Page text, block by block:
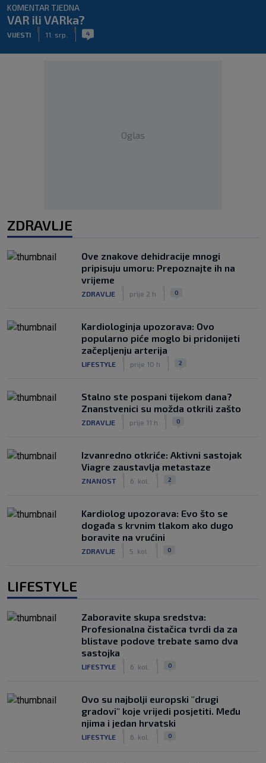
KOMENTAR TJEDNA
VAR ili VARka?
VIJESTI 11. srp. 4
Oglas
ZDRAVLJE
Ove znakove dehidracije mnogi
pripisuju umoru: Prepoznajte ih na
vrijeme
ZDRAVLJE prije 2 h 0
Kardiologinja upozorava: Ovo
popularno piće moglo bi pridonijeti
začepljenju arterija
LIFESTYLE prije 10 h 2
Stalno ste pospani tijekom dana?
Znanstvenici su možda otkrili zašto
ZDRAVLJE prije 11 h 0
Izvanredno otkriće: Aktivni sastojak
Viagre zaustavlja metastaze
ZNANOST 6. kol. 2
Kardiolog upozorava: Evo što se
događa s krvnim tlakom ako dugo
boravite na vrućini
ZDRAVLJE 5. kol. 0
LIFESTYLE
Zaboravite skupa sredstva:
Profesionalna čistačica tvrdi da za
blistave podove trebate samo dva
sastojka
LIFESTYLE 6. kol. 0
Ovo su najbolji europski "drugi
gradovi" koje vrijedi posjetiti. Među
njima i jedan hrvatski
LIFESTYLE 6. kol. 0